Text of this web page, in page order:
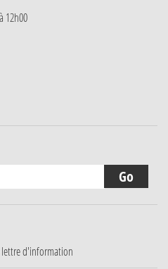
12h00
d'information